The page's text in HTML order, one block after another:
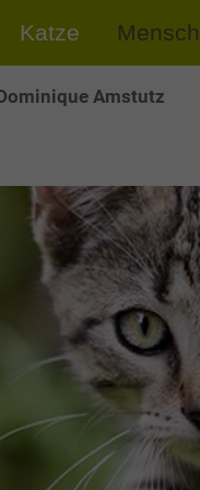
Katze Mensch
Amstutz